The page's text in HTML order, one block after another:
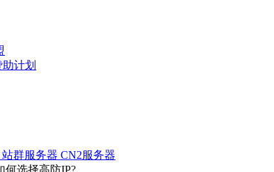
计划
站群服务器 CN2服务器
何选择高防IP?